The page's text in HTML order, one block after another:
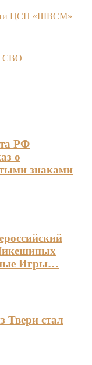
ЦСП «ШВСМ»
СВО
РФ
о
знаками
Игры…
Твери стал